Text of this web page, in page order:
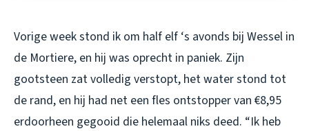
Vorige week stond ik om half elf ‘s avonds bij Wessel in
de Mortiere, en hij was oprecht in paniek. Zijn
gootsteen zat volledig verstopt, het water stond tot
de rand, en hij had net een fles ontstopper van €8,95
erdoorheen gegooid die helemaal niks deed. “Ik heb